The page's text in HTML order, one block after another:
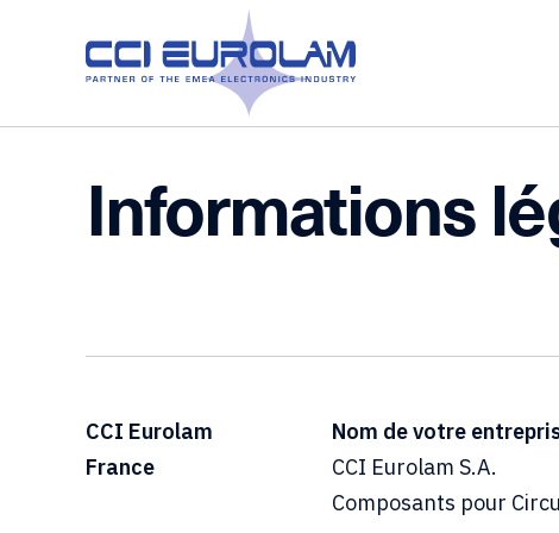
Informations
CCI Eurolam
France
Nom de votre
CCI Eurolam S.A.
Composants pour